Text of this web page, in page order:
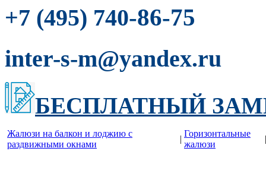
+7 (495) 740-86-75
inter-s-m@yandex.ru
БЕСПЛАТНЫЙ
Жалюзи на балкон и лоджию c
раздвижными окнами
|
Горизонтальные
жалюзи
|